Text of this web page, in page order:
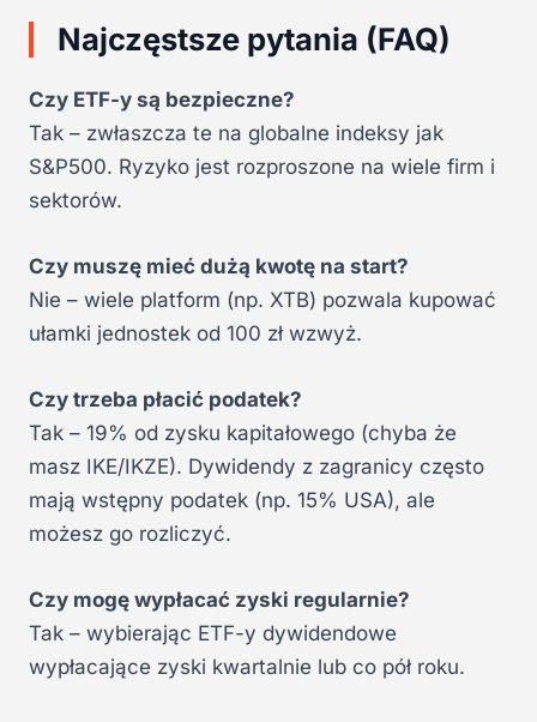
Najczęstsze pytania (FAQ)
Czy ETF-y są bezpieczne?
Tak – zwłaszcza te na globalne indeksy jak
S&P500. Ryzyko jest rozproszone na wiele firm i
sektorów.
Czy muszę mieć dużą kwotę na start?
Nie – wiele platform (np. XTB) pozwala kupować
ułamki jednostek od 100 zł wzwyż.
Czy trzeba płacić podatek?
Tak – 19% od zysku kapitałowego (chyba że
masz IKE/IKZE). Dywidendy z zagranicy często
mają wstępny podatek (np. 15% USA), ale
możesz go rozliczyć.
Czy mogę wypłacać zyski regularnie?
Tak – wybierając ETF-y dywidendowe
wypłacające zyski kwartalnie lub co pół roku.